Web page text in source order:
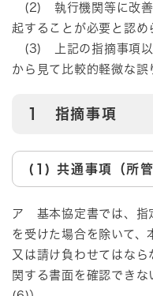
(2) 執行機関等に改善
起することが必要と認め
(3) 上記の指摘事項以
から見て比較的軽微な誤
1 指摘事項
(1) 共通事項（所管
ア 基本協定書では、指
を受けた場合を除いて、
又は請け負わせてはな
関する書面を確認でき